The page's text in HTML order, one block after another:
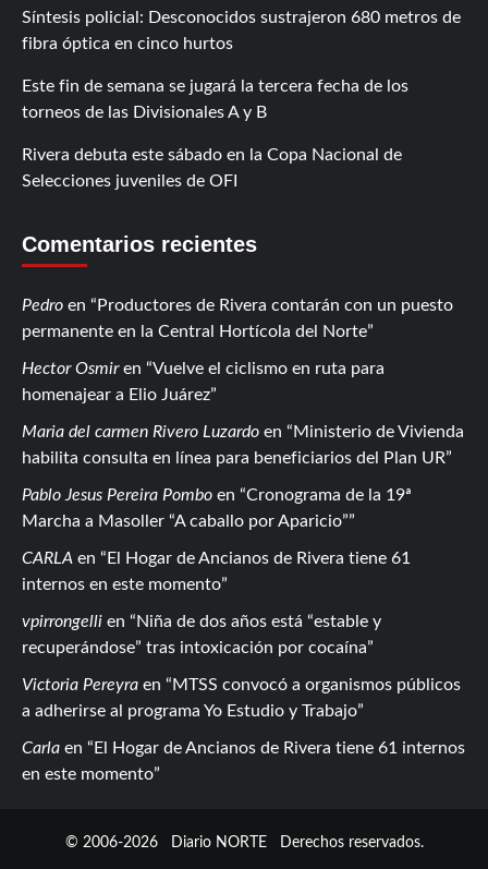
Síntesis policial: Desconocidos sustrajeron 680 metros de
fibra óptica en cinco hurtos
Este fin de semana se jugará la tercera fecha de los
torneos de las Divisionales A y B
Rivera debuta este sábado en la Copa Nacional de
Selecciones juveniles de OFI
Comentarios recientes
Pedro en
Productores de Rivera contarán con un puesto
permanente en la Central Hortícola del Norte
Hector Osmiren
Vuelve el ciclismo en ruta para
homenajear a Elio Juárez
Maria del carmen Rivero Luzardo en
Ministerio de Vivienda
habilita consulta en línea para beneficiarios del Plan UR
Pablo Jesus Pereira Pombo en
Cronograma de la 19ª
Marcha a Masoller “A caballo por Aparicio”
CARLA en
El Hogar de Ancianos de Rivera tiene 61
internos en este momento
vpirrongelli en
Niña de dos años está “estable y
recuperándose” tras intoxicación por cocaína
Victoria Pereyra en
MTSS convocó a organismos públicos
a adherirse al programa Yo Estudio y Trabajo
Carla en
El Hogar de Ancianos de Rivera tiene 61 internos
en este momento
© 2006-2026 Diario NORTE Derechos reservados.